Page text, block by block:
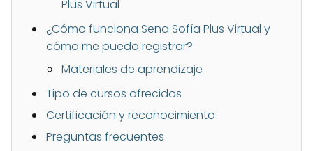
Plus Virtual
¿Cómo funciona Sena Sofía Plus Virtual y
cómo me puedo registrar?
Materiales de aprendizaje
Tipo de cursos ofrecidos
Certificación y reconocimiento
Preguntas frecuentes